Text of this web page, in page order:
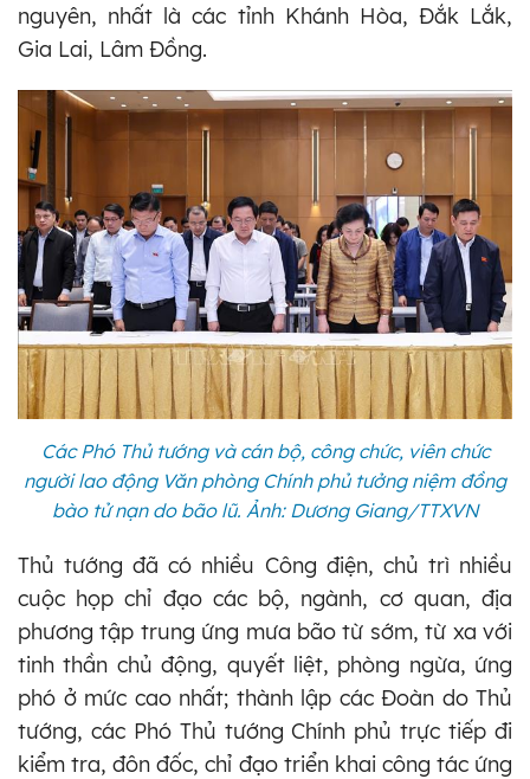
nguyên, nhất là các tỉnh Khánh Hòa, Đắk Lắk,
Gia Lai, Lâm Đồng.
Các Phó Thủ tướng và cán bộ, công chức, viên chức
người lao động Văn phòng Chính phủ tưởng niệm đồng
bào tử nạn do bão lũ. Ảnh: Dương Giang/TTXVN
Thủ tướng đã có nhiều Công điện, chủ trì nhiều
cuộc họp chỉ đạo các bộ, ngành, cơ quan, địa
phương tập trung ứng mưa bão từ sớm, từ xa với
tinh thần chủ động, quyết liệt, phòng ngừa, ứng
phó ở mức cao nhất; thành lập các Đoàn do Thủ
tướng, các Phó Thủ tướng Chính phủ trực tiếp đi
kiểm tra, đôn đốc, chỉ đạo triển khai công tác ứng